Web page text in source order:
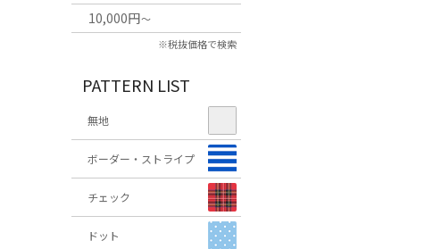
10,000円～
※税抜価格で検索
PATTERN LIST
無地
ボーダー・ストライプ
チェック
ドット